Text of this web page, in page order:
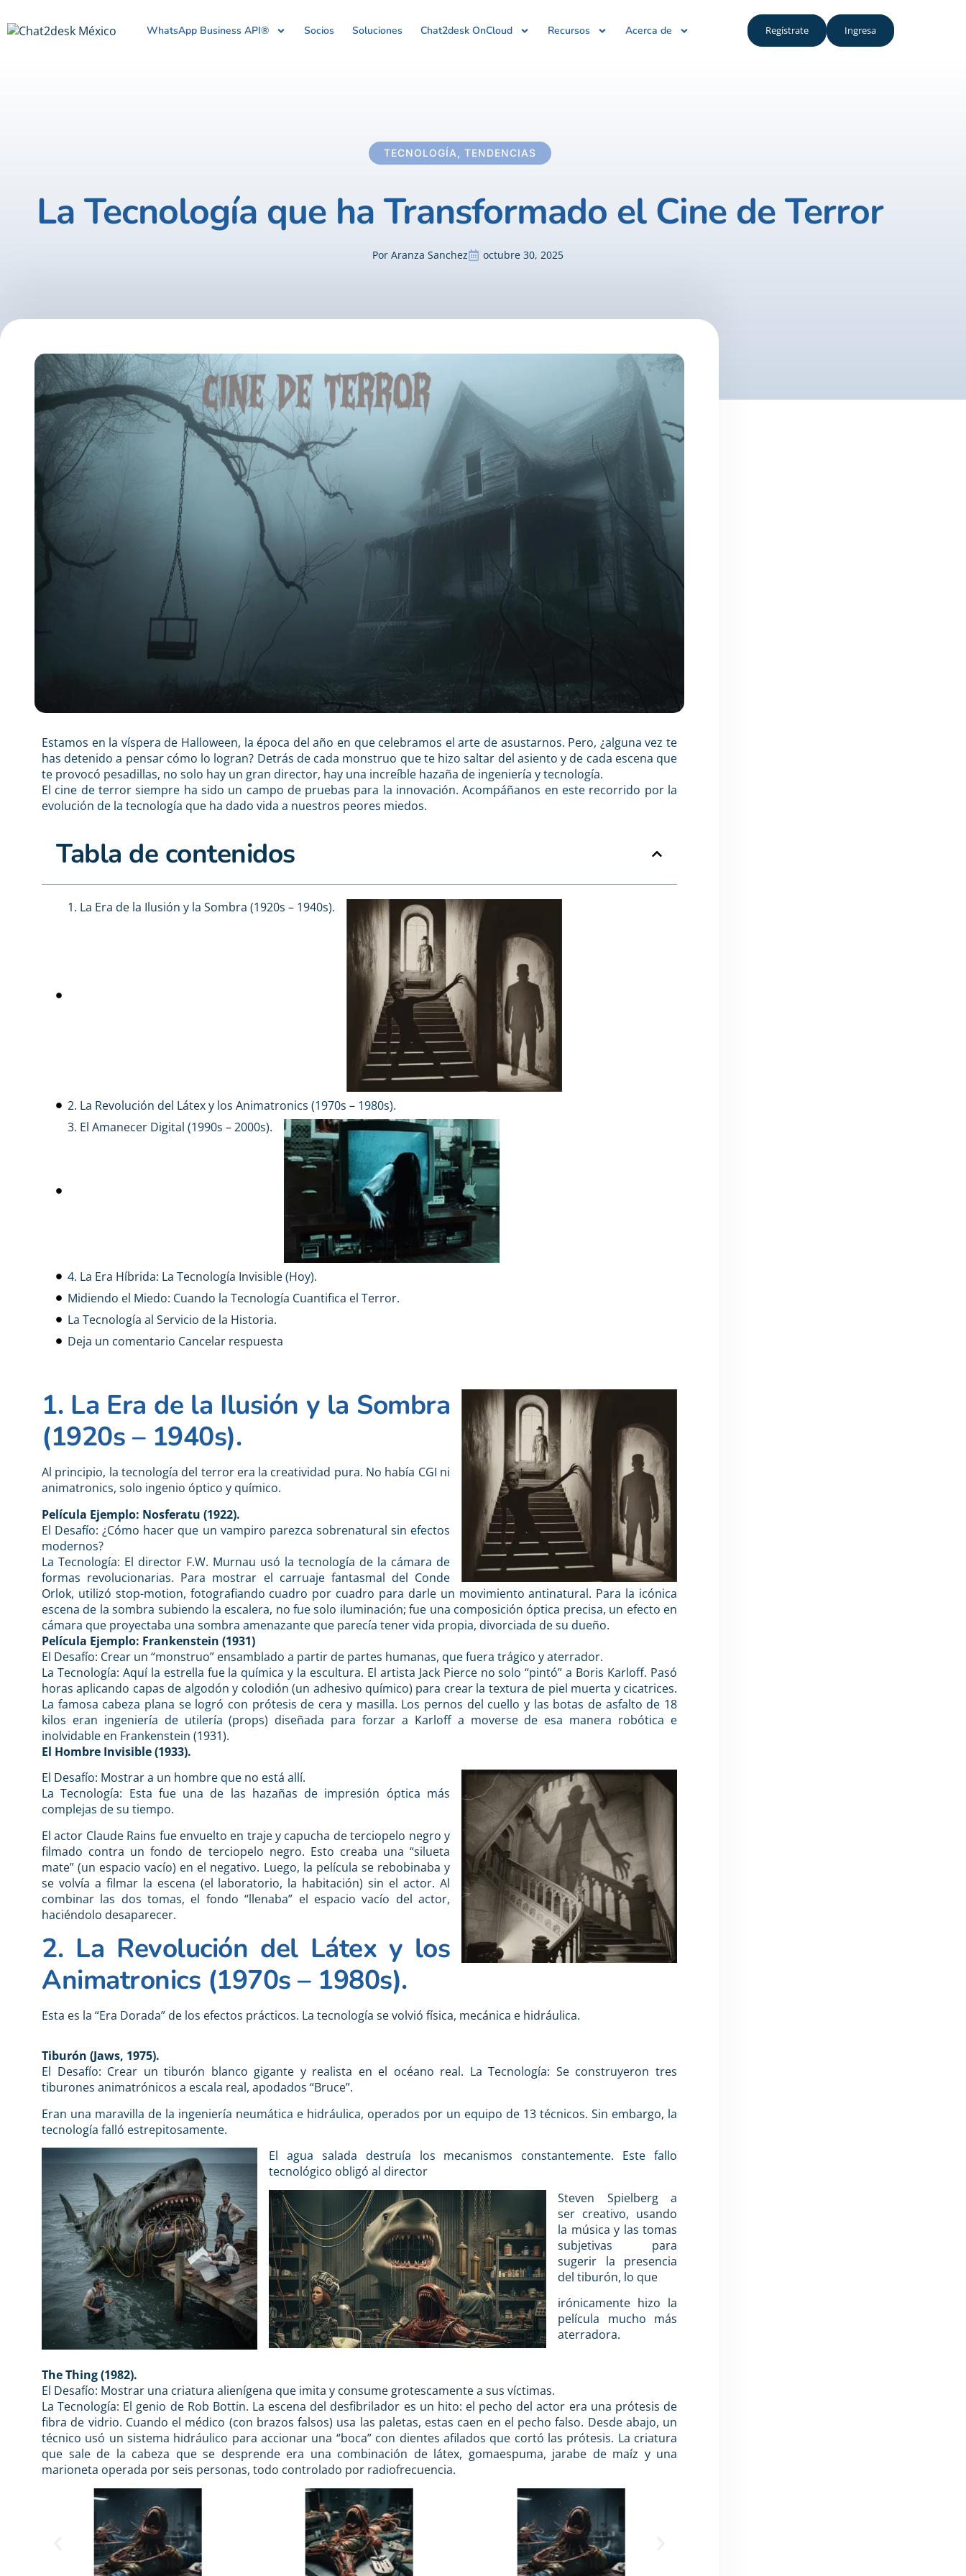
WhatsApp Business API® Socios Soluciones Chat2desk OnCloud Recursos Acerca de Regístrate Ingresa
TECNOLOGÍA TENDENCIAS
La Tecnología que ha Transformado el Cine de Terror
PorAranza Sanchez octubre 30, 2025
Estamos en la víspera de Halloween, la época del año en que celebramos el arte de asustarnos. Pero, ¿alguna vez te
has detenido a pensar cómo lo logran? Detrás de cada monstruo que te hizo saltar del asiento y de cada escena que
te provocó pesadillas, no solo hay un gran director, hay una increíble hazaña de ingeniería y tecnología.
El cine de terror siempre ha sido un campo de pruebas para la innovación. Acompáñanos en este recorrido por la
evolución de la tecnología que ha dado vida a nuestros peores miedos.
Tabla de contenidos
1. La Era de la Ilusión y la Sombra (1920s – 1940s).
2. La Revolución del Látex y los Animatronics (1970s – 1980s).
3. El Amanecer Digital (1990s – 2000s).
4. La Era Híbrida: La Tecnología Invisible (Hoy).
Midiendo el Miedo: Cuando la Tecnología Cuantifica el Terror.
La Tecnología al Servicio de la Historia.
Deja un comentario Cancelar respuesta
1. La Era de la Ilusión y la Sombra
(1920s – 1940s).
Al principio, la tecnología del terror era la creatividad pura. No había CGI ni
animatronics, solo ingenio óptico y químico.
Película Ejemplo: Nosferatu (1922).
El Desafío: ¿Cómo hacer que un vampiro parezca sobrenatural sin efectos
modernos?
La Tecnología: El director F.W. Murnau usó la tecnología de la cámara de
formas revolucionarias. Para mostrar el carruaje fantasmal del Conde
Orlok, utilizó stop-motion, fotografiando cuadro por cuadro para darle un movimiento antinatural. Para la icónica
escena de la sombra subiendo la escalera, no fue solo iluminación; fue una composición óptica precisa, un efecto en
cámara que proyectaba una sombra amenazante que parecía tener vida propia, divorciada de su dueño.
Película Ejemplo: Frankenstein (1931)
El Desafío: Crear un “monstruo” ensamblado a partir de partes humanas, que fuera trágico y aterrador.
La Tecnología: Aquí la estrella fue la química y la escultura. El artista Jack Pierce no solo “pintó” a Boris Karloff. Pasó
horas aplicando capas de algodón y colodión (un adhesivo químico) para crear la textura de piel muerta y cicatrices.
La famosa cabeza plana se logró con prótesis de cera y masilla. Los pernos del cuello y las botas de asfalto de 18
kilos eran ingeniería de utilería (props) diseñada para forzar a Karloff a moverse de esa manera robótica e
inolvidable en Frankenstein (1931).
El Hombre Invisible (1933).
El Desafío: Mostrar a un hombre que no está allí.
La Tecnología: Esta fue una de las hazañas de impresión óptica más
complejas de su tiempo.
El actor Claude Rains fue envuelto en traje y capucha de terciopelo negro y
filmado contra un fondo de terciopelo negro. Esto creaba una “silueta
mate” (un espacio vacío) en el negativo. Luego, la película se rebobinaba y
se volvía a filmar la escena (el laboratorio, la habitación) sin el actor. Al
combinar las dos tomas, el fondo “llenaba” el espacio vacío del actor,
haciéndolo desaparecer.
2. La Revolución del Látex y los
Animatronics (1970s – 1980s).
Esta es la “Era Dorada” de los efectos prácticos. La tecnología se volvió física, mecánica e hidráulica.
Tiburón (Jaws, 1975).
El Desafío: Crear un tiburón blanco gigante y realista en el océano real. La Tecnología: Se construyeron tres
tiburones animatrónicos a escala real, apodados “Bruce”.
Eran una maravilla de la ingeniería neumática e hidráulica, operados por un equipo de 13 técnicos. Sin embargo, la
tecnología falló estrepitosamente.
El agua salada destruía los mecanismos constantemente. Este fallo
tecnológico obligó al director
Steven Spielberg a
ser creativo, usando
la música y las tomas
subjetivas para
sugerir la presencia
del tiburón, lo que
irónicamente hizo la
película mucho más
aterradora.
The Thing (1982).
El Desafío: Mostrar una criatura alienígena que imita y consume grotescamente a sus víctimas.
La Tecnología: El genio de Rob Bottin. La escena del desfibrilador es un hito: el pecho del actor era una prótesis de
fibra de vidrio. Cuando el médico (con brazos falsos) usa las paletas, estas caen en el pecho falso. Desde abajo, un
técnico usó un sistema hidráulico para accionar una “boca” con dientes afilados que cortó las prótesis. La criatura
que sale de la cabeza que se desprende era una combinación de látex, gomaespuma, jarabe de maíz y una
marioneta operada por seis personas, todo controlado por radiofrecuencia.